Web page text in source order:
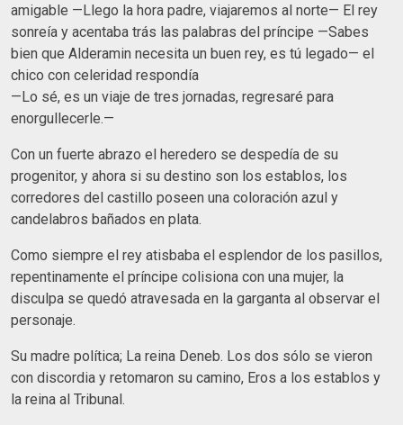
amigable —Llego la hora padre, viajaremos al norte— El rey
sonreía y acentaba trás las palabras del príncipe —Sabes
bien que Alderamin necesita un buen rey, es tú legado— el
chico con celeridad respondía
—Lo sé, es un viaje de tres jornadas, regresaré para
enorgullecerle.—
Con un fuerte abrazo el heredero se despedía de su
progenitor, y ahora si su destino son los establos, los
corredores del castillo poseen una coloración azul y
candelabros bañados en plata.
Como siempre el rey atisbaba el esplendor de los pasillos,
repentinamente el príncipe colisiona con una mujer, la
disculpa se quedó atravesada en la garganta al observar el
personaje.
Su madre política; La reina Deneb. Los dos sólo se vieron
con discordia y retomaron su camino, Eros a los establos y
la reina al Tribunal.